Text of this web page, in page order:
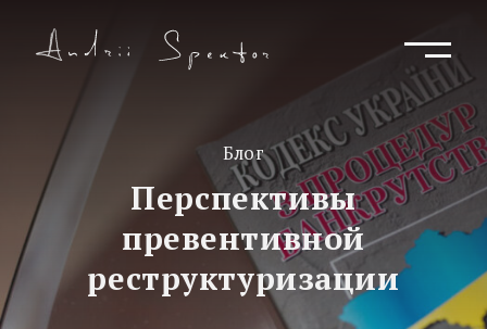
Блог
Перспективы
превентивной
реструктуризации